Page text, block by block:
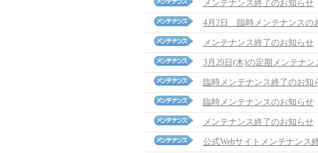
メンテナンス終了のお知らせ
4月2日 臨時メンテナンスの
メンテナンス終了のお知らせ
3月29日(木)の定期メンテナン
臨時メンテナンス終了のお知
臨時メンテナンスのお知らせ
メンテナンス終了のお知らせ
公式Webサイトメンテナンス